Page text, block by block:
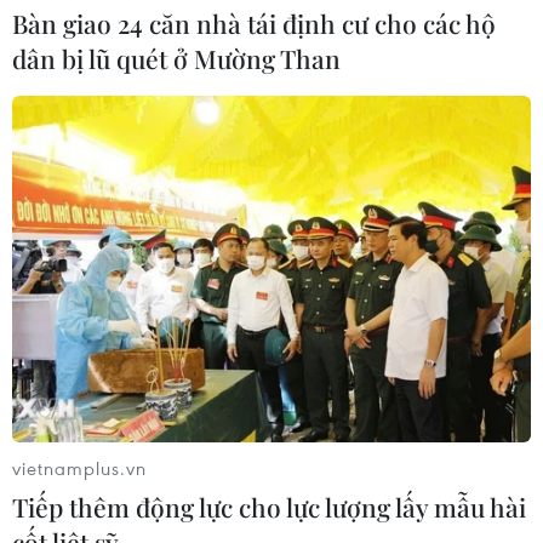
Nâng cao nhận thức về vai trò chủ
động, tích cực của Việt Nam trong
ASEAN
04/08/2026 14:09
Quảng Ninh lên tiếng về thông tin
toàn tỉnh đồng loạt treo cờ Tổ quốc
ngày 23/8
04/08/2026 13:37
Phát động giải báo chí toàn quốc "Vì
sự nghiệp Giáo dục Việt Nam" năm
04/08/2026 12:36
Bàn giao 24 căn nhà tái định cư cho các hộ
dân bị lũ quét ở Mường Than
vietnamplus.vn
Tiếp thêm động lực cho lực lượng lấy mẫu hài